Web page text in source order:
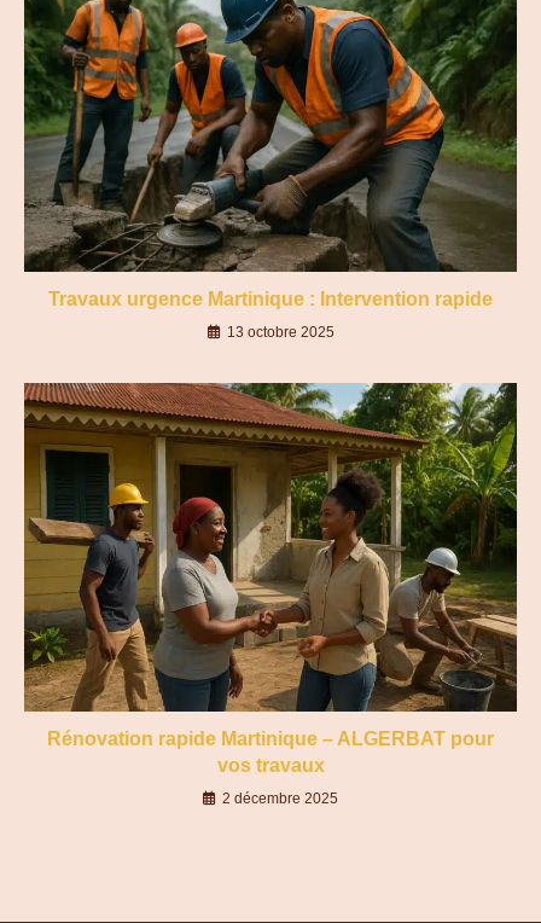
Travaux urgence Martinique : Intervention rapide
13 octobre 2025
Rénovation rapide Martinique – ALGERBAT pour
vos travaux
2 décembre 2025